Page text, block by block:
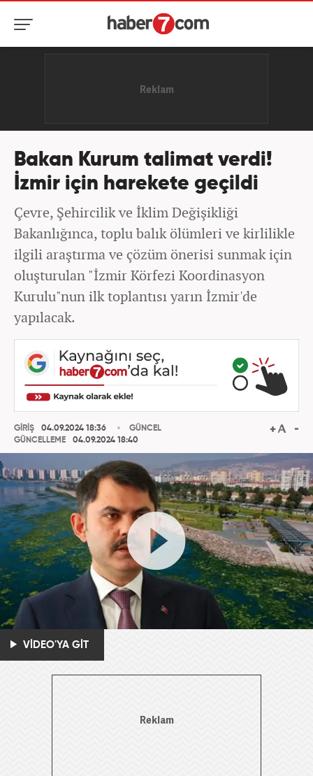
Bakan Kurum talimat verdi!
İzmir için harekete geçildi
Çevre, Şehircilik ve İklim Değişikliği
Bakanlığınca, toplu balık ölümleri ve kirlilikle
ilgili araştırma ve çözüm önerisi sunmak için
oluşturulan "İzmir Körfezi Koordinasyon
Kurulu"nun ilk toplantısı yarın İzmir'de
yapılacak.
GİRİŞ
04.09.2024 18:36
GÜNCELLEME
04.09.2024 18:40
GÜNCEL
VİDEO'YA GİT